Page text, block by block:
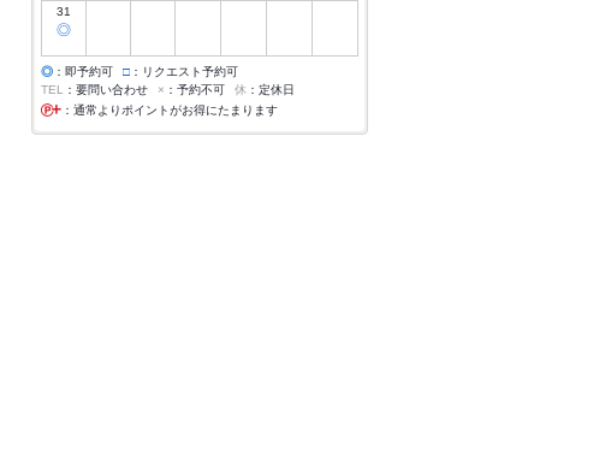
31
◎
◎ ：即予約可 □ ：リクエスト予約可
TEL
：要問い合わせ × ：予約不可 休 ：定休日
：通常よりポイントがお得にたまります